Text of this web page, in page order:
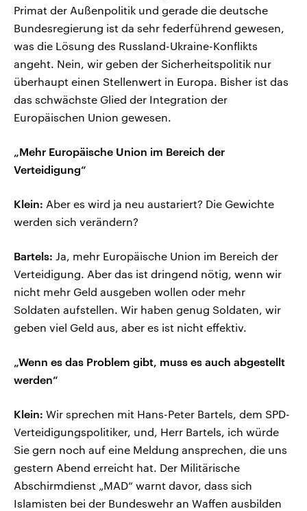
Primat der Außenpolitik und gerade die deutsche
Bundesregierung ist da sehr federführend gewesen,
was die Lösung des Russland-Ukraine-Konflikts
angeht. Nein, wir geben der Sicherheitspolitik nur
überhaupt einen Stellenwert in Europa. Bisher ist das
das schwächste Glied der Integration der
Europäischen Union gewesen.
„Mehr Europäische Union im Bereich der
Verteidigung“
Klein: Aber es wird ja neu austariert? Die Gewichte
werden sich verändern?
Bartels: Ja, mehr Europäische Union im Bereich der
Verteidigung. Aber das ist dringend nötig, wenn wir
nicht mehr Geld ausgeben wollen oder mehr
Soldaten aufstellen. Wir haben genug Soldaten, wir
geben viel Geld aus, aber es ist nicht effektiv.
„Wenn es das Problem gibt, muss es auch abgestellt
werden“
Klein: Wir sprechen mit Hans-Peter Bartels, dem SPD-
Verteidigungspolitiker, und, Herr Bartels, ich würde
Sie gern noch auf eine Meldung ansprechen, die uns
gestern Abend erreicht hat. Der Militärische
Abschirmdienst „MAD“ warnt davor, dass sich
Islamisten bei der Bundeswehr an Waffen ausbilden